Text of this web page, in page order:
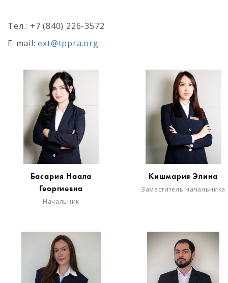
Tел.: +7 (840) 226-3572
E-mail:ext@tppra.org
Басария Наала
Георгиевна
Начальник
Кишмария Элина
Заместитель начальника